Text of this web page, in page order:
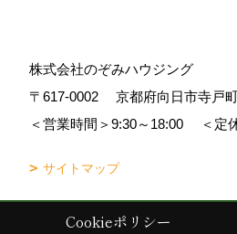
株式会社のぞみハウジング
〒617-0002
京都府向日市寺戸
＜営業時間＞9:30～18:00
＜定
サイトマップ
Copyright (c) Nozomi Housing. All
Cookieポリシー